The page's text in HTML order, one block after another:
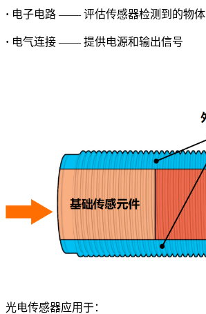
· 电子电路 —— 评估传感器检测到的物体
· 电气连接 —— 提供电源和输出信号
光电传感器应用于：